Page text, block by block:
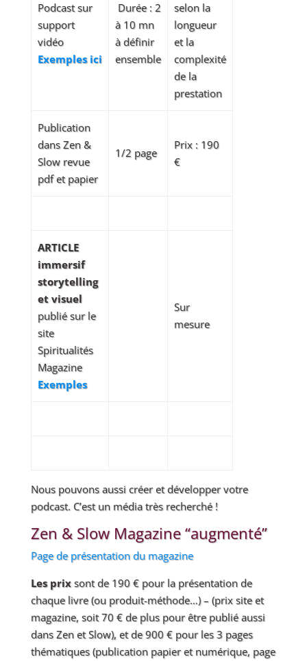
Podcast sur
support
vidéo
Exemples ici
Durée : 2
à 10 mn
à définir
ensemble
selon la
longueur
et la
complexité
de la
prestation
Publication
dans Zen &
Slow revue
pdf et papier
1/2 page
Prix : 190
€
ARTICLE
immersif
storytelling
et visuel
publié sur le
site
Spiritualités
Magazine
Exemples
Sur
mesure
Nous pouvons aussi créer et développer votre
podcast. C’est un média très recherché !
Zen & Slow Magazine “augmenté”
Page de présentation du magazine
Les prixsont de 190 € pour la présentation de
chaque livre (ou produit-méthode…) – (prix site et
magazine, soit 70 € de plus pour être publié aussi
dans Zen et Slow), et de 900 € pour les 3 pages
thématiques (publication papier et numérique, page